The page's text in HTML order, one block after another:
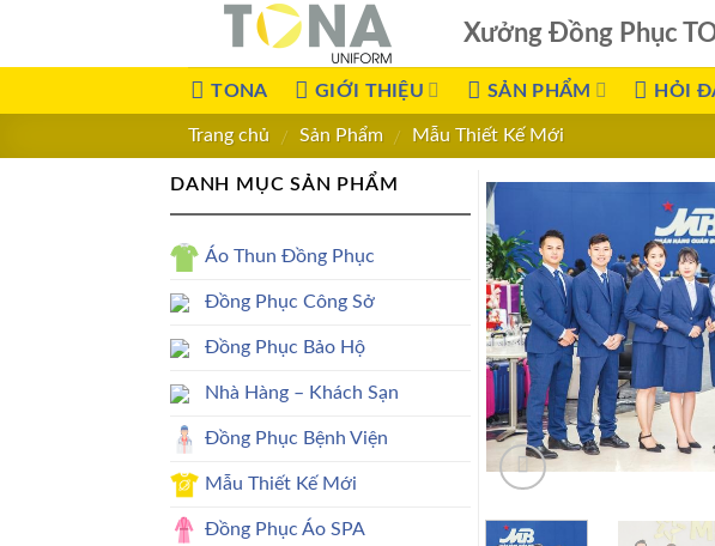
Xưởng Đồng Phục
TONA GIỚI THIỆU SẢN PHẨM HỎI
Trang chủ / Sản Phẩm / Mẫu Thiết Kế Mới
DANH MỤC SẢN PHẨM
Áo Thun Đồng Phục
Đồng Phục Công Sở
Đồng Phục Bảo Hộ
Nhà Hàng – Khách Sạn
Đồng Phục Bệnh Viện
Mẫu Thiết Kế Mới
Đồng Phục Áo SPA